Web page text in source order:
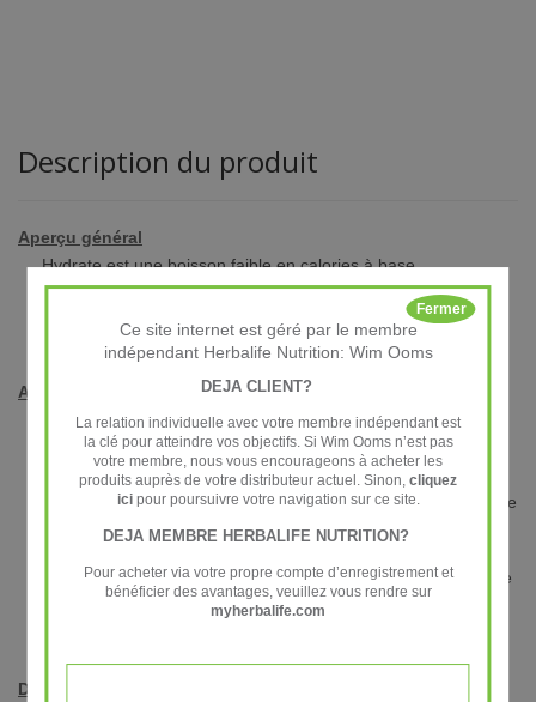
Description du produit
Aperçu général
Hydrate est une boisson faible en calories à base
d’électrolytes, formulée dans le but d’encourager la
consommation de liquide. Couvre 100 % des AJR en vitamine
C, qui contribue à réduire la fatigue.
Apports essentiels
• Boisson faible en calories destinée aux athlètes pour
encourager la consummation de liquides
• Osmolalité inférieure à 270 mOsmol/kg
• Couvre 100 % des AJR en vitamine C, qui contribue à réduire
la fatigue.
du magnésium, qui contribuent à un métabolisme énergétique
Détails
Fermer
Ce site internet est géré par le membre
indépendant Herbalife Nutrition: Wim Ooms
DEJA CLIENT?
La relation individuelle avec votre membre indépendant est
la clé pour atteindre vos objectifs. Si Wim Ooms n’est pas
votre membre, nous vous encourageons à acheter les
produits auprès de votre distributeur actuel. Sinon, cliquez
icipour poursuivre votre navigation sur ce site.
DEJA MEMBRE HERBALIFE NUTRITION?
Pour acheter via votre propre compte d’enregistrement et
bénéficier des avantages, veuillez vous rendre sur
myherbalife.com